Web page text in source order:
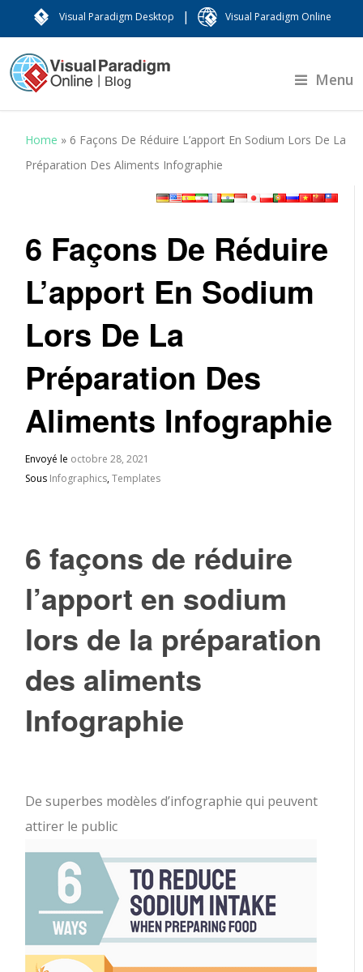
Visual Paradigm Desktop | Visual Paradigm Online
Menu
Home » 6 Façons De Réduire L’apport En Sodium Lors De La
Préparation Des Aliments Infographie
6 Façons De Réduire
L’apport En Sodium
Lors De La
Préparation Des
Aliments Infographie
Envoyé le octobre 28, 2021
Sous Infographics,Templates
6 façons de réduire
l’apport en sodium
lors de la préparation
des aliments
Infographie
De superbes modèles d’infographie qui peuvent
attirer le public